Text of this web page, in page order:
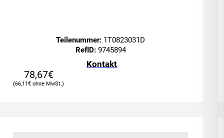
Teilenummer: 1T0823031D
RefID:9745894
Kontakt
78,67€
66,11€